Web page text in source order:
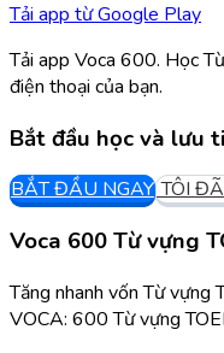
Tải app từGoogle Play
Tải app Voca 600. Học
điện thoại của bạn.
Bắt đầu học và lưu
BẮT ĐẦU NGAY TÔI
Voca 600 Từ vựng
Tăng nhanh vốn Từ vựng
VOCA: 600 Từ vựng